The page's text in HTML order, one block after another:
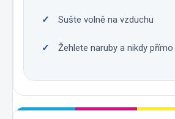
Sušte volně na vzduchu
Žehlete naruby a nikdy